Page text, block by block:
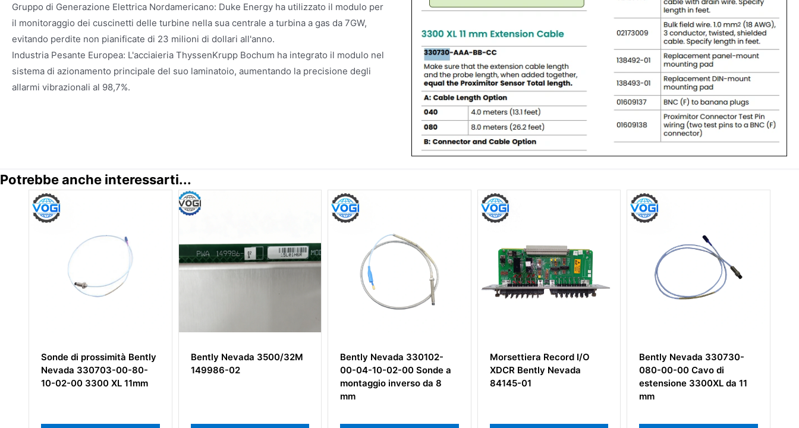
Gruppo di Generazione Elettrica Nordamericano: Duke Energy ha utilizzato il modulo per
il monitoraggio dei cuscinetti delle turbine nella sua centrale a turbina a gas da 7GW,
evitando perdite non pianificate di 23 milioni di dollari all'anno.
Industria Pesante Europea: L'acciaieria ThyssenKrupp Bochum ha integrato il modulo nel
sistema di azionamento principale del suo laminatoio, aumentando la precisione degli
allarmi vibrazionali al 98,7%.
Potrebbe anche interessarti...
Bently Nevada 3500/32M
149986-02
Bently Nevada 330102-
00-04-10-02-00 Sonde a
Morsettiera Record I/O
XDCR Bently Nevada
84145-01
Bently Nevada 330730-
080-00-00 Cavo di
estensione 3300XL da 11
Bently Nevada 3500/22M
PN:138607-01 PN:288055-
01